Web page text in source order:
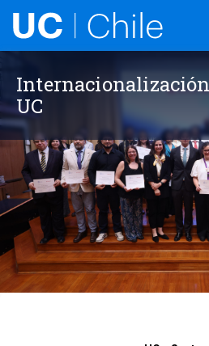
UC